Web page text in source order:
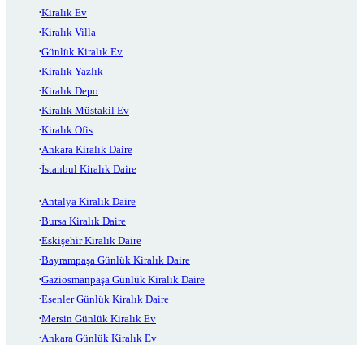
Kiralık Ev
Kiralık Villa
Günlük Kiralık Ev
Kiralık Yazlık
Kiralık Depo
Kiralık Müstakil Ev
Kiralık Ofis
Ankara Kiralık Daire
İstanbul Kiralık Daire
Antalya Kiralık Daire
Bursa Kiralık Daire
Eskişehir Kiralık Daire
Bayrampaşa Günlük Kiralık Daire
Gaziosmanpaşa Günlük Kiralık Daire
Esenler Günlük Kiralık Daire
Mersin Günlük Kiralık Ev
Ankara Günlük Kiralık Ev